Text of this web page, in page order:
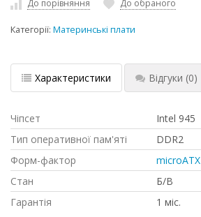
До порівняння До обраного
Категорії: Материнські плати
Характеристики Відгуки (0)
Чіпсет
Intel 945
Тип оперативної пам'яті
DDR2
Форм-фактор
microATX
Стан
Б/B
Гарантія
1 міс.